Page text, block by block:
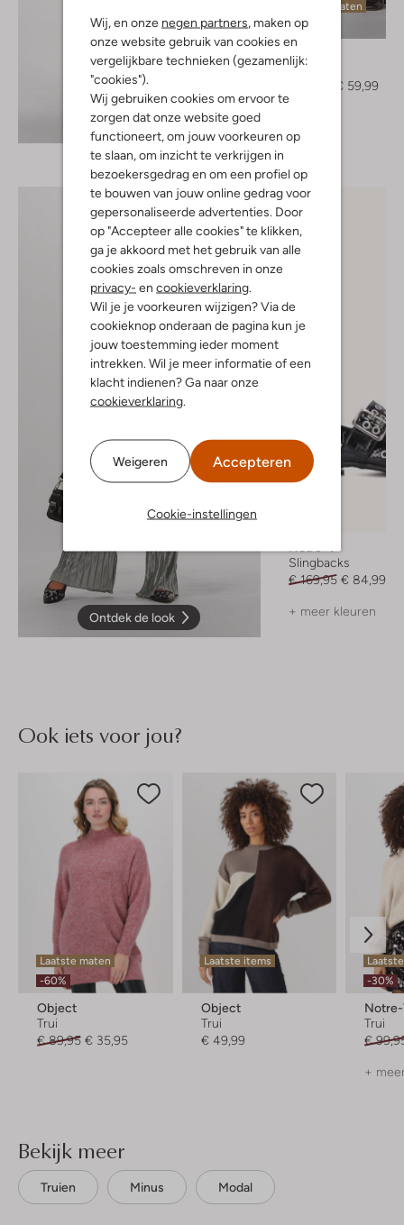
Wij, en onze negen partners, maken op
onze website gebruik van cookies en
vergelijkbare technieken (gezamenlijk:
"cookies").
Wij gebruiken cookies om ervoor te
zorgen dat onze website goed
functioneert, om jouw voorkeuren op
te slaan, om inzicht te verkrijgen in
bezoekersgedrag en om een profiel op
te bouwen van jouw online gedrag voor
gepersonaliseerde advertenties. Door
op "Accepteer alle cookies" te klikken,
ga je akkoord met het gebruik van alle
cookies zoals omschreven in onze
privacy- en cookieverklaring.
Wil je je voorkeuren wijzigen? Via de
cookieknop onderaan de pagina kun je
jouw toestemming ieder moment
intrekken. Wil je meer informatie of een
klacht indienen? Ga naar onze
cookieverklaring.
Weigeren Accepteren
Cookie-instellingen
Ontdek de look
Laatste maten
-40%
Minus
Pantalon
€ 59,99
Ontdek de look
Slingbacks
€ 169,95 € 84,99
+ meer kleuren
Ook iets voor jou?
Laatste maten
-60%
Object
Trui
€ 89,95 € 35,95
Laatste items
Object
Trui
€ 49,99
-30%
Trui
€
+
Bekijk meer
Truien Minus Modal